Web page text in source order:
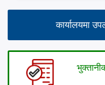
कार्यालयमा